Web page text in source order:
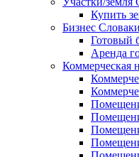
Купить
Бизнес
Готовый
Аренда
Коммерческая